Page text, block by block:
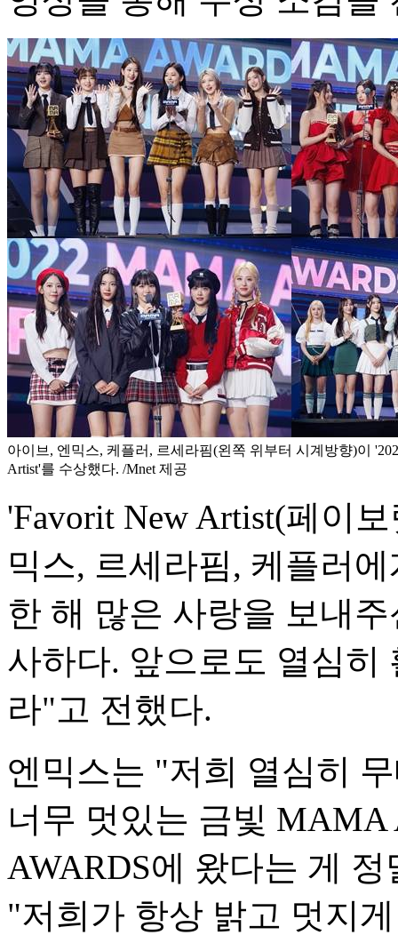
아이브, 엔믹스, 케플러, 르세라핌(왼쪽 위부터 시계방향)이
Artist'를 수상했다. /Mnet 제공
'Favorit New Artist(페이
믹스, 르세라핌, 케플러
한 해 많은 사랑을 보내
사하다. 앞으로도 열심히
라"고 전했다.
엔믹스는 "저희 열심히
너무 멋있는 금빛
AWARDS에 왔다는 게
"저희가 항상 밝고 멋지